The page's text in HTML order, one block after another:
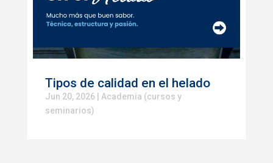
Tipos de calidad en el helado
Jun 20, 2026| Academia (cursos y
seminarios)